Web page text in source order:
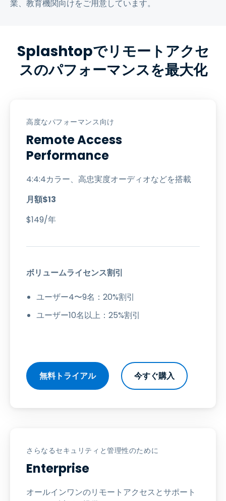
業、教育機関向けをご用意しています。
Splashtopでリモートアクセ
スのパフォーマンスを最大化
高度なパフォーマンス向け
Remote Access
Performance
4:4:4カラー、高忠実度オーディオなどを搭載
月額$13
$149/年
ボリュームライセンス割引
ユーザー4〜9名：20%割引
ユーザー10名以上：25%割引
無料トライアル 今すぐ購入
さらなるセキュリティと管理性のために
Enterprise
オールインワンのリモートアクセスとサポート